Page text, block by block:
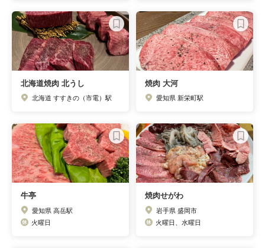
北海道焼肉 北うし
北海道 すすきの（市電）駅
焼肉 大河
愛知県 新栄町駅
牛亭
愛知県 高岳駅
火曜日
焼肉せがわ
岩手県 盛岡市
火曜日、水曜日